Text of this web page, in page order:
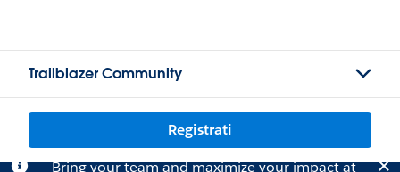
Trailblazer Community
Registrati
Bring your team and maximize your impact at